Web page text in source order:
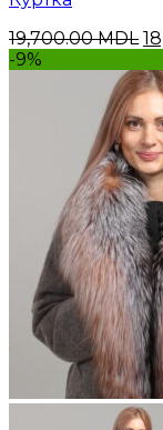
19,700.00MDL
-9%